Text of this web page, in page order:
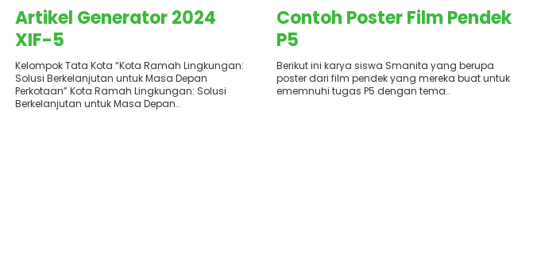
Artikel Generator 2024
XIF-5
Kelompok Tata Kota “Kota Ramah Lingkungan:
Solusi Berkelanjutan untuk Masa Depan
Perkotaan” Kota Ramah Lingkungan: Solusi
Berkelanjutan untuk Masa Depan..
Contoh Poster Film Pendek
P5
Berikut ini karya siswa Smanita yang berupa
poster dari film pendek yang mereka buat untuk
ememnuhi tugas P5 dengan tema..